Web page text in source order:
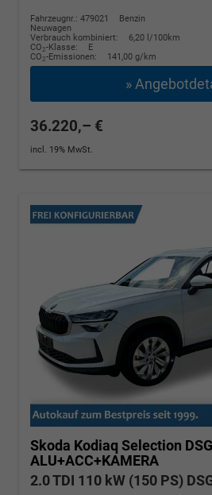
Fahrzeugnr.: 479021
Benzin
Neuwagen
Verbrauch kombiniert:
6,20 l/100km
CO2-Klasse:
E
CO2-Emissionen: 141,00 g/km
»
36.220,– €
incl. 19% MwSt.
Skoda Kodiaq Selection
ALU+ACC+KAMERA
2.0 TDI 110 kW (150 PS)